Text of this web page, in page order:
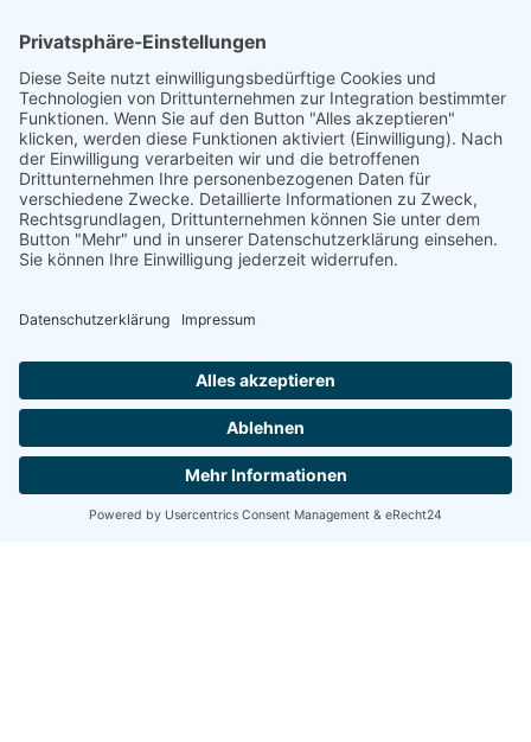
Kontaktieren Sie DIEHL
Versicherungsmakler
Ihre Fragen und Anliegen sind uns
wichtig. Gemeinsam finden wir die besten
Kontakt aufnehmen